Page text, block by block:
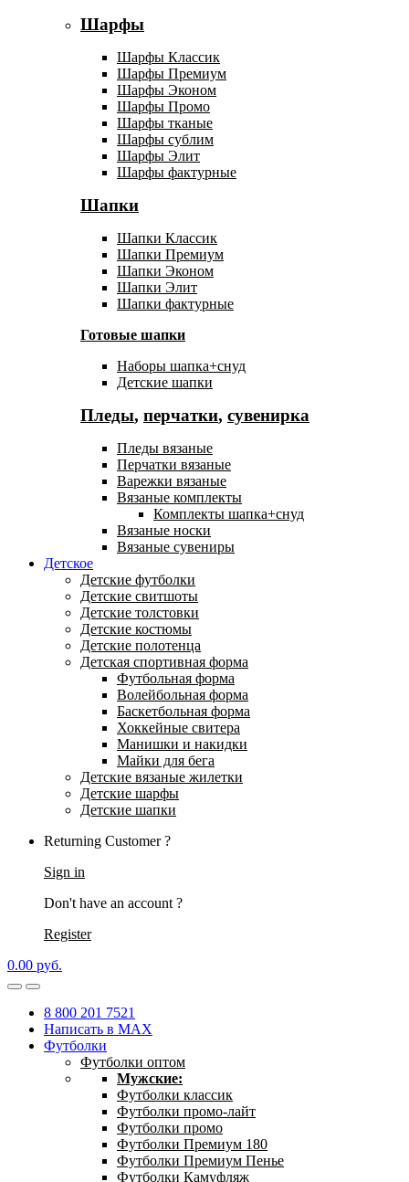
Шарфы
Шарфы Классик
Шарфы Премиум
Шарфы Эконом
Шарфы Промо
Шарфы тканые
Шарфы сублим
Шарфы Элит
Шарфы фактурные
Шапки
Шапки Классик
Шапки Премиум
Шапки Эконом
Шапки Элит
Шапки фактурные
Готовые шапки
Наборы шапка+снуд
Детские шапки
Пледы, перчатки, сувенирка
Пледы вязаные
Перчатки вязаные
Варежки вязаные
Вязаные комплекты
Комплекты шапка+снуд
Вязаные носки
Вязаные сувениры
Детское
Детские футболки
Детские свитшоты
Детские толстовки
Детские костюмы
Детские полотенца
Детская спортивная форма
Футбольная форма
Волейбольная форма
Баскетбольная форма
Хоккейные свитера
Манишки и накидки
Майки для бега
Детские вязаные жилетки
Детские шарфы
Детские шапки
Returning Customer ?
Sign in
Don't have an account ?
Register
0.00 руб.
8 800 201 7521
Написать в MAX
Футболки
Футболки оптом
Мужские:
Футболки классик
Футболки промо-лайт
Футболки промо
Футболки Премиум 180
Футболки Премиум Пенье
Футболки Камуфляж